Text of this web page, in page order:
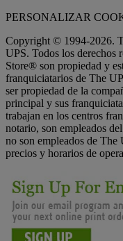
PERSONALIZAR
Copyright © 1994-2026.
UPS. Todos los derechos
Store® son propiedad y
franquiciatarios de The
ser propiedad de la
principal y sus
trabajan en los centros
notario, son empleados
no son empleados de
precios y horarios de